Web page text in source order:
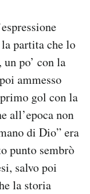
la partita che lo
un po’ con la
ammesso
gol con la
all’epoca non
di Dio” era
punto sembrò
salvo poi
la storia